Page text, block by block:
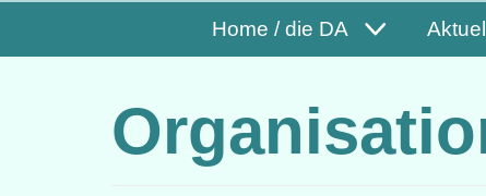
Home / die DA